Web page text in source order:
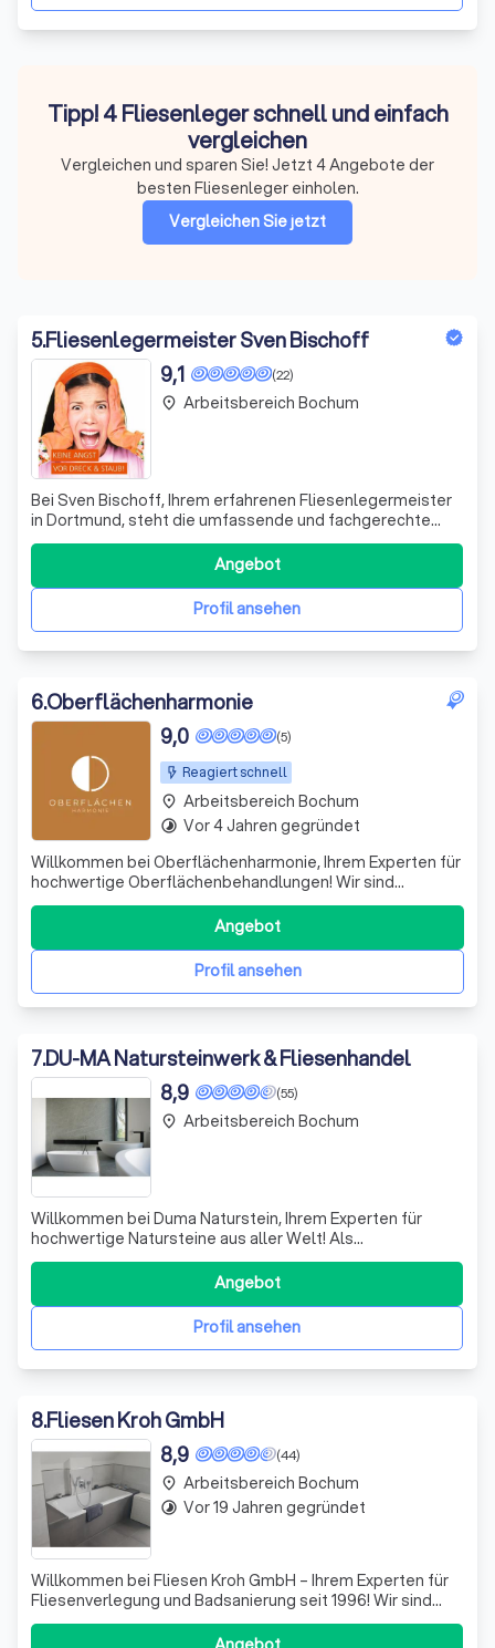
Tipp! 4 Fliesenleger schnell und einfach
vergleichen
Vergleichen und sparen Sie! Jetzt 4 Angebote der
besten Fliesenleger einholen.
Vergleichen Sie jetzt
5.Fliesenlegermeister Sven Bischoff
(22)
9,1
Bei Sven Bischoff, Ihrem erfahrenen Fliesenlegermeister
in Dortmund, steht die umfassende und fachgerechte
Umsetzung Ihrer Wohnträume im Vordergrund. Mit über
23 Jahren Berufserfahrung und einer fundierten
Meisterqualifikation seit 2003 bieten wir Ihnen
maßgeschneiderte Lösungen für sämtliche Renovi
Profil ansehen
Angebot
place Arbeitsbereich Bochum
6.Oberflächenharmonie
Reagiert schnell
(5)
9,0
Willkommen bei Oberflächenharmonie, Ihrem Experten für
hochwertige Oberflächenbehandlungen! Wir sind
leidenschaftlich daran interessiert, Ihre Räume in wahre
Wohlfühloasen zu verwandeln. Mit einem Team von
erfahrenen Fachleuten setzen wir modernste Techniken
und Materialien ein, um erstklassige Erge
Profil ansehen
Angebot
place Arbeitsbereich Bochum
timelapse Vor 4 Jahren gegründet
7.DU-MA Natursteinwerk & Fliesenhandel
(55)
8,9
Willkommen bei Duma Naturstein, Ihrem Experten für
hochwertige Natursteine aus aller Welt! Als
hundertprozentiges Familienunternehmen legen wir
großen Wert auf Qualität und individuelle Lösungen. Wir
bieten Ihnen eine beeindruckende Auswahl an
Natursteinen, die sich perfekt für Badezimmer, Küchen, T
Profil ansehen
Angebot
place Arbeitsbereich Bochum
8.Fliesen Kroh GmbH
(44)
8,9
Willkommen bei Fliesen Kroh GmbH – Ihrem Experten für
Fliesenverlegung und Badsanierung seit 1996! Wir sind
leidenschaftlich daran interessiert, Ihre Wohnräume mit
hochwertigen Fliesen zu gestalten. In unserer Ausstellung
place Arbeitsbereich Bochum
timelapse Vor 19 Jahren gegründet